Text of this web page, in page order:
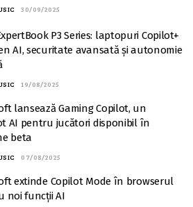
30/09/2025
P3 Series: laptopuri Copilot+
AI, securitate avansată și autonomie
19/08/2025
lansează Gaming Copilot, un
AI pentru jucători disponibil în
beta
07/08/2025
extinde Copilot Mode în browserul
noi funcții AI